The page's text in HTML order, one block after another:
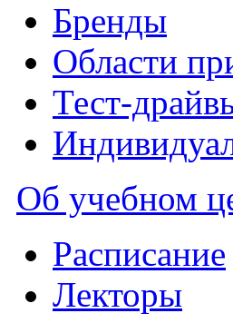
Бренды
Области
Тест-
Об учебном
Расписание
Лекторы